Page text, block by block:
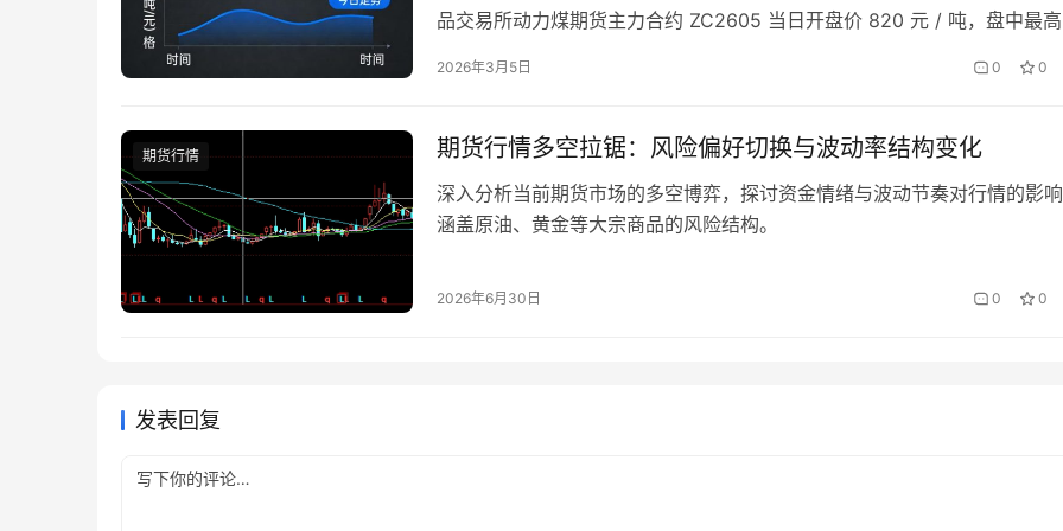
品交易所动力煤期货主力合约 ZC2605 当日开盘价 820 元 / 吨，盘中最高
日收盘价上涨 6 元 / 吨，日涨幅 0.73%，当日成交 18.6 万手，持仓量 3…
2026年3月5日 0 0
期货行情 期货行情多空拉锯：风险偏好切换与波动率结构变化
深入分析当前期货市场的多空博弈，探讨资金情绪与波动节奏对行情的影响
涵盖原油、黄金等大宗商品的风险结构。
2026年6月30日 0 0
发表回复